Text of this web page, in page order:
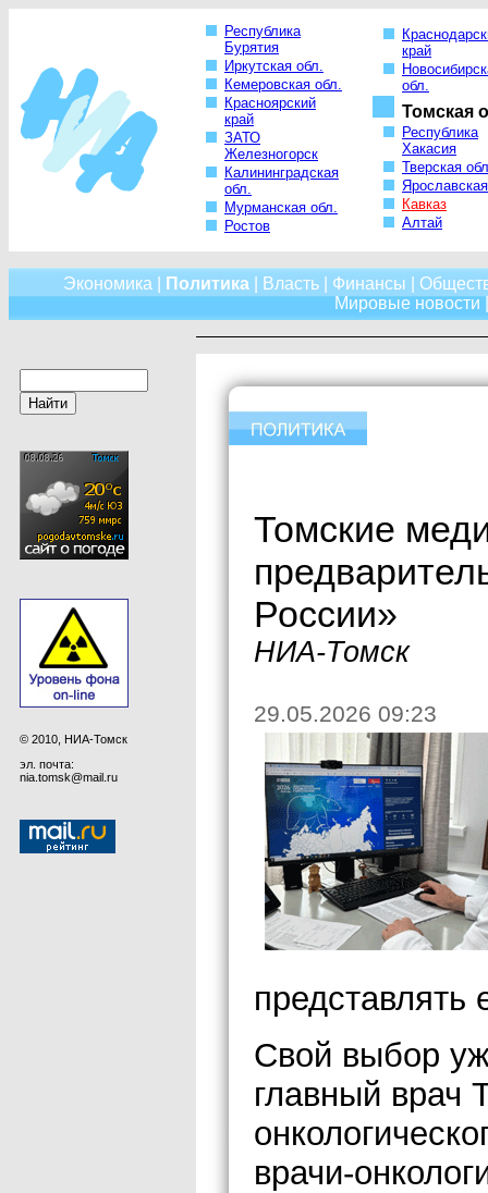
Республика
Бурятия
Иркутская обл.
Кемеровская обл.
Красноярский
край
ЗАТО
Железногорск
Калининградская
обл.
Мурманская обл.
Ростов
край
обл.
Томская
Республика
Хакасия
Тверская
Кавказ
Алтай
Экономика Политика| Власть| Финансы
Мировые новости
© 2010, НИА-Томск
эл. почта:
nia.tomsk@mail.ru
Томские
России»
НИА-Томск
29.05.2026 09:23
представлять
Свой выбор
главный врач
врачи-